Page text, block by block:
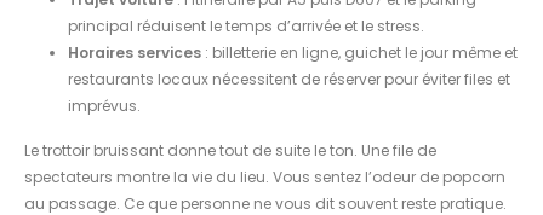
principal réduisent le temps d’arrivée et le stress.
Horaires services : billetterie en ligne, guichet le jour même et
restaurants locaux nécessitent de réserver pour éviter files et
imprévus.
Le trottoir bruissant donne tout de suite le ton. Une file de
spectateurs montre la vie du lieu. Vous sentez l’odeur de popcorn
au passage. Ce que personne ne vous dit souvent reste pratique.